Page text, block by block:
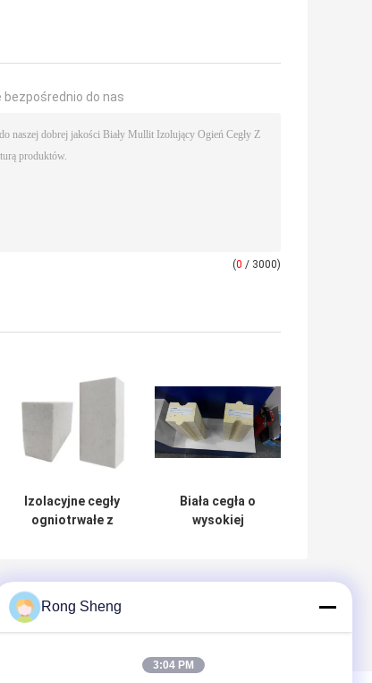
bezpośrednio do nas
(0 / 3000)
Izolacyjne cegły
ogniotrwałe z
Biała cegła o
wysokiej
Rong Sheng
3:04 PM